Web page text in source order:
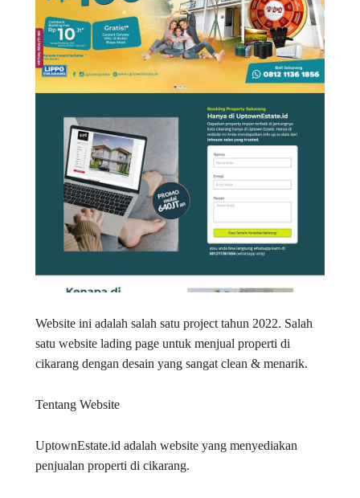
Website ini adalah salah satu project tahun 2022. Salah
satu website lading page untuk menjual properti di
cikarang dengan desain yang sangat clean & menarik.
Tentang Website
UptownEstate.id adalah website yang menyediakan
penjualan properti di cikarang.